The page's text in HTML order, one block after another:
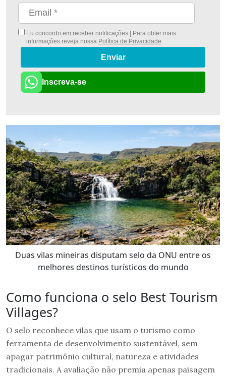
Eu concordo em receber notificações | Para obter mais
informações reveja nossa Política de Privacidade
Enviar
Inscreva-se
Duas vilas mineiras disputam selo da ONU entre os
melhores destinos turísticos do mundo
Como funciona o selo Best Tourism
Villages?
O selo reconhece vilas que usam o turismo como
ferramenta de desenvolvimento sustentável, sem
apagar patrimônio cultural, natureza e atividades
tradicionais. A avaliação não premia apenas paisagem